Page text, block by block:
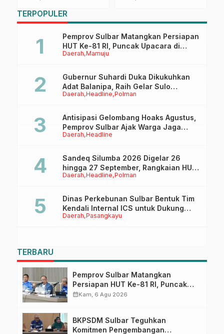
Duka Bangkitkan
Potensi Daerah
Hidrometeorologi
TERPOPULER
Daerah Mamuju
Pemprov Sulbar Matangkan Persiapan
HUT Ke-81 RI, Puncak Upacara di
Lapangan Ahmad Kirang
Daerah Headline Polman
Gubernur Suhardi Duka Dikukuhkan
Adat Balanipa, Raih Gelar Sulo
Tappidena
Daerah Headline
Antisipasi Gelombang Hoaks Agustus,
Pemprov Sulbar Ajak Warga Jaga
Ruang Digital
Daerah Headline Polman
Sandeq Silumba 2026 Digelar 26
hingga 27 September, Rangkaian HUT
Sulbar
Daerah Pasangkayu
Dinas Perkebunan Sulbar Bentuk Tim
Kendali Internal ICS untuk Dukung
Sertifikasi ISPO Pekebun di
TERBARU
Pemprov Sulbar Matangkan
Persiapan HUT Ke-81 RI, Puncak
Upacara di Lapangan Ahmad
calendar_monthKam, 6 Agu 2026
BKPSDM Sulbar Teguhkan
Komitmen Pengembangan